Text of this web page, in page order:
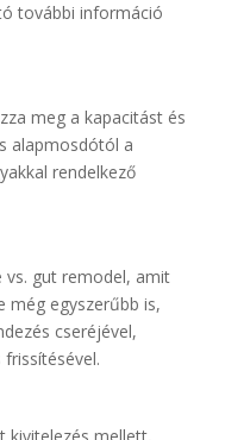
további információ
meg a kapacitást és
alapmosdótól a
rendelkező
vs. gut remodel, amit
még egyszerűbb is,
cseréjével,